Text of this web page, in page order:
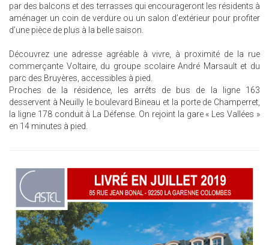
par des balcons et des terrasses qui encourageront les résidents à
aménager un coin de verdure ou un salon d’extérieur pour profiter
d’une pièce de plus à la belle saison.
Découvrez une adresse agréable à vivre, à proximité de la rue
commerçante Voltaire, du groupe scolaire André Marsault et du
parc des Bruyères, accessibles à pied.
Proches de la résidence, les arrêts de bus de la ligne 163
desservent à Neuilly le boulevard Bineau et la porte de Champerret,
la ligne 178 conduit à La Défense. On rejoint la gare « Les Vallées »
en 14 minutes à pied.